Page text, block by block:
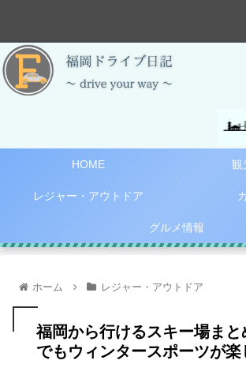
HOME 観
レジャー・アウトドア
グルメ情報
ホーム レジャー・アウトドア
福岡から行けるスキー場まと
でもウィンタースポーツが楽